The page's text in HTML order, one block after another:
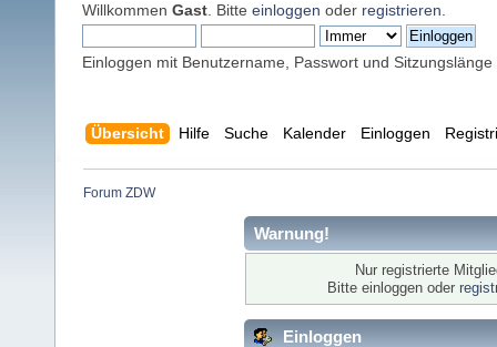
Willkommen Gast . Bitte einloggen oder registrieren
Einloggen mit Benutzername, Passwort und Sitzungslänge
Übersicht Hilfe Suche Kalender Einloggen
Forum ZDW
Warnung!
Nur registrierte
Bitte einloggen oder
Einloggen